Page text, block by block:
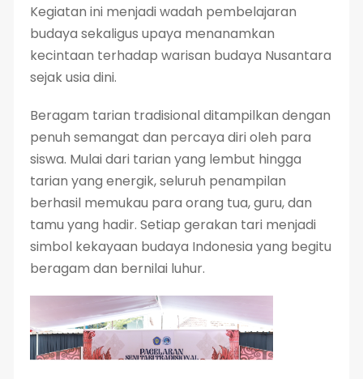
Kegiatan ini menjadi wadah pembelajaran
budaya sekaligus upaya menanamkan
kecintaan terhadap warisan budaya Nusantara
sejak usia dini.
Beragam tarian tradisional ditampilkan dengan
penuh semangat dan percaya diri oleh para
siswa. Mulai dari tarian yang lembut hingga
tarian yang energik, seluruh penampilan
berhasil memukau para orang tua, guru, dan
tamu yang hadir. Setiap gerakan tari menjadi
simbol kekayaan budaya Indonesia yang begitu
beragam dan bernilai luhur.